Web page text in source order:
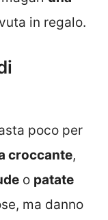
in regalo.
poco per
croccante,
o patate
ma danno